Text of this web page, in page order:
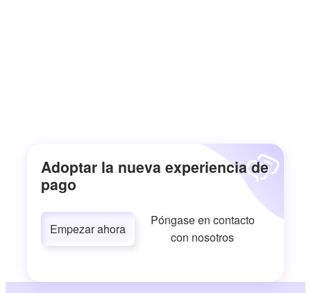
Adoptar la nueva experiencia de
pago
Empezar ahora
Póngase en contacto
con nosotros